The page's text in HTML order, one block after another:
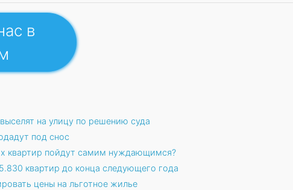
в
на улицу по решению суда
под снос
квартир пойдут самим нуждающимся?
квартир до конца следующего года
цены на льготное жилье